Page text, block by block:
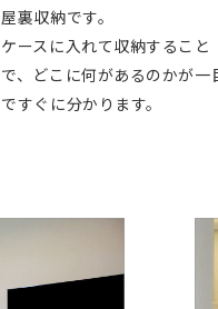
屋裏収納です。
ケースに入れて収納すること
で、どこに何があるのかが一
ですぐに分かります。